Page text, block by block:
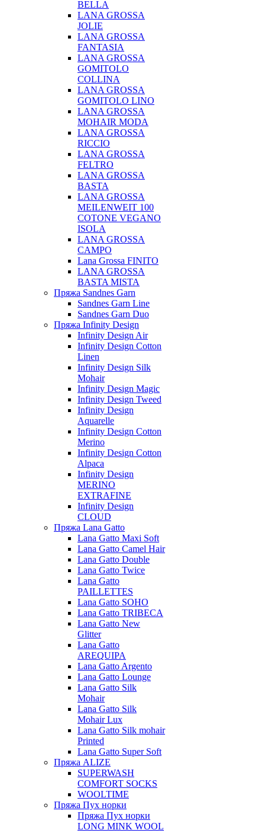
BELLA
LANA GROSSA
JOLIE
LANA GROSSA
FANTASIA
LANA GROSSA
GOMITOLO
COLLINA
LANA GROSSA
GOMITOLO LINO
LANA GROSSA
MOHAIR MODA
LANA GROSSA
RICCIO
LANA GROSSA
FELTRO
LANA GROSSA
BASTA
LANA GROSSA
MEILENWEIT 100
COTONE VEGANO
ISOLA
LANA GROSSA
CAMPO
Lana Grossa FINITO
LANA GROSSA
BASTA MISTA
Пряжа Sandnes Garn
Sandnes Garn Line
Sandnes Garn Duo
Пряжа Infinity Design
Infinity Design Air
Infinity Design Cotton
Linen
Infinity Design Silk
Mohair
Infinity Design Magic
Infinity Design Tweed
Infinity Design
Aquarelle
Infinity Design Cotton
Merino
Infinity Design Cotton
Alpaca
Infinity Design
MERINO
EXTRAFINE
Infinity Design
CLOUD
Пряжа Lana Gatto
Lana Gatto Maxi Soft
Lana Gatto Camel Hair
Lana Gatto Double
Lana Gatto Twice
Lana Gatto
PAILLETTES
Lana Gatto SOHO
Lana Gatto TRIBECA
Lana Gatto New
Glitter
Lana Gatto
AREQUIPA
Lana Gatto Argento
Lana Gatto Lounge
Lana Gatto Silk
Mohair
Lana Gatto Silk
Mohair Lux
Lana Gatto Silk mohair
Printed
Lana Gatto Super Soft
Пряжа ALIZE
SUPERWASH
COMFORT SOCKS
WOOLTIME
Пряжа Пух норки
Пряжа Пух норки
LONG MINK WOOL